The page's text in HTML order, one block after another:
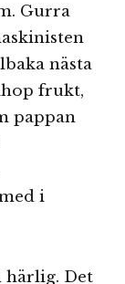
Gurra
nästa
frukt,
pappan
i
härlig. Det